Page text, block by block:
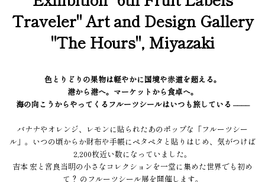
Traveler" Art and Design Gallery
"The Hours", Miyazaki
色とりどりの果物は軽やかに国境や赤道を超える。
港から港へ。マーケットから食卓へ。
海の向こうからやってくるフルーツシールはいつも旅している ––––
バナナやオレンジ、レモンに貼られたあのポップな「フルーツシー
ル」。いつの頃からか財布や手帳にペタペタと貼りはじめ、気がつけば
2,200枚近い数になっていました。
吉本 宏と宮良当明の小さなコレクションを一堂に集めた世界でも初め
て？ のフルーツシール展を開催します。